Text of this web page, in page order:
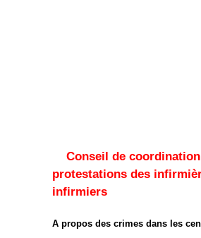
Conseil de coordination
protestations des
infirmiers
A propos des crimes dans les